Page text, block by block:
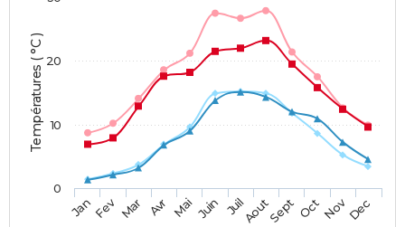
Températures ( °C )
JanFev Mar Avr Mai Juin JuilAoutSept OctNovDec
0
10
20